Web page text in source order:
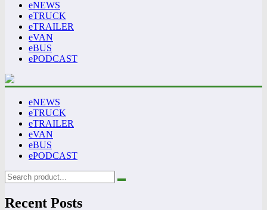
eNEWS
eTRUCK
eTRAILER
eVAN
eBUS
ePODCAST
eNEWS
eTRUCK
eTRAILER
eVAN
eBUS
ePODCAST
Recent Posts